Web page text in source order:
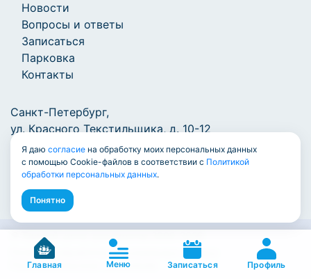
Новости
Вопросы и ответы
Записаться
Парковка
Контакты
Санкт-Петербург,
ул. Красного Текстильщика, д. 10-12
+7 (812) 777-1000/info@7771000.ru
© Единый центр документов 2009-2026
Политика обработки персональных данных
Пользовательское соглашение
Главная Меню Записаться Профиль
Я даю согласие на обработку моих персональных данных
с помощью Cookie-файлов в соответствии с Политикой
обработки персональных данных.
Понятно